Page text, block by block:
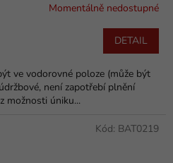
Momentálně nedostupné
DETAIL
ve vodorovné poloze (může být
není zapotřebí plnění
možnosti úniku...
Kód: BAT0219